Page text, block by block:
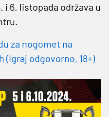
i 6. listopada održava u
za nogomet na
(Igraj odgovorno, 18+)